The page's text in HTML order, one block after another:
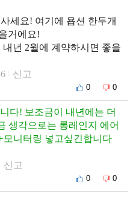
세요! 여기에 욥션 한두개
거에요!
년 2월에 계약하시면 좋을
신고
0 0
다! 보조금이 내년에는 더
생각으로는 롱레인지 에어
모니터링 넣고싶긴합니다
신고
0 0